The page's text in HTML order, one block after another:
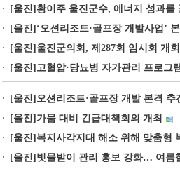
[울진]황이주 울진군수, 에너지 성과를
[울진]‘오션리조트·골프장 개발사업’
[울진]울진군의회, 제287회 임시회 개
[울진]고혈압·당뇨병 자가관리 프로그
[울진]오션리조트·골프장 개발 본격 추
[울진]가뭄 대비 긴급대책회의 개최
[울진]복지사각지대 해소 위해 맞춤형
[울진]빗물받이 관리 홍보 강화… 여름